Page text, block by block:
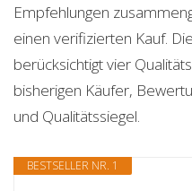
Empfehlungen
einen verifizierten Kauf.
berücksichtigt vier
bisherigen Käufer,
und Qualitätssiegel.
BESTSELLER NR. 1